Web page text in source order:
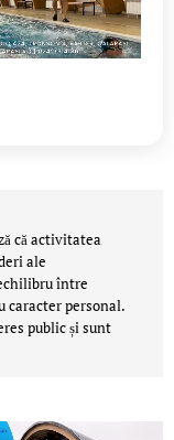
că activitatea
ale
între
caracter personal.
public și sunt